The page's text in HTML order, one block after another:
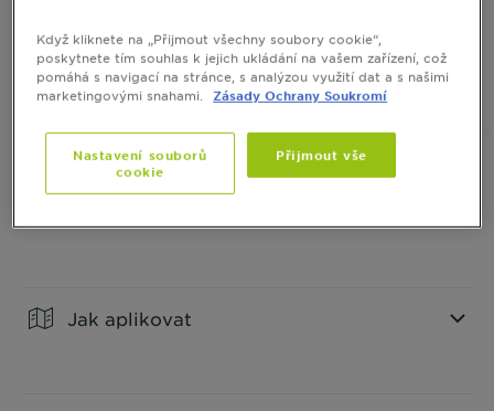
VELIKOST 1 BALENÍ
KOUPIT ONLINE
Jak aplikovat
Když kliknete na „Přijmout všechny soubory cookie“,
poskytnete tím souhlas k jejich ukládání na vašem zařízení, což
pomáhá s navigací na stránce, s analýzou využití dat a s našimi
marketingovými snahami.
Zásady Ochrany Soukromí
Nastavení souborů
cookie
Přijmout vše